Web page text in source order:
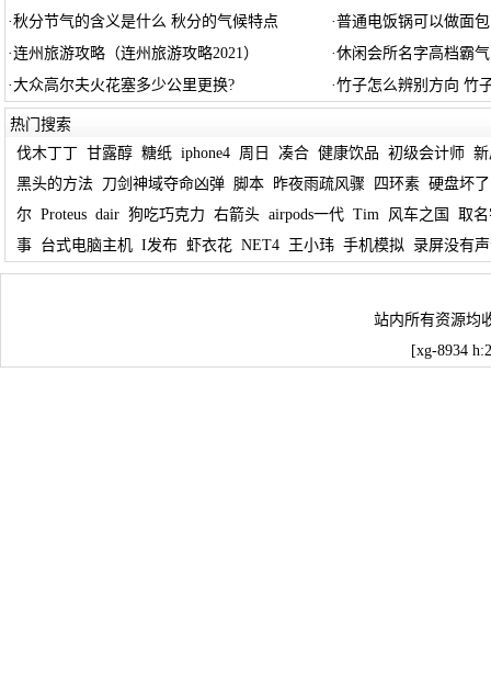
·秋分节气的含义是什么 秋分的气候特点 ·普通电饭锅可以做面
·连州旅游攻略（连州旅游攻略2021） ·休闲会所名字高档霸
·大众高尔夫火花塞多少公里更换? ·竹子怎么辨别方向 竹
热门搜索
伐木丁丁 甘露醇 糖纸 iphone4 周日 凑合 健康饮品 初级会计师
黑头的方法
刀剑神域夺命凶弹 脚本 昨夜雨疏风骤 四环素 硬盘坏了
尔 Proteus dair 狗吃巧克力 右箭头 airpods一代 Tim 风车之国
取
事
台式电脑主机 I发布 虾衣花 NET4 王小玮 手机模拟 录屏没有
站内所有资源均
[xg-8934